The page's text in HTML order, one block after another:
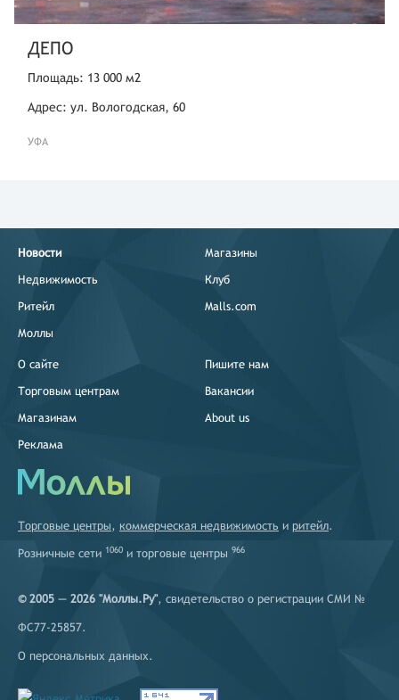
ДЕПО
Площадь: 13 000 м2
Адрес: ул. Вологодская, 60
УФА
Новости
Недвижимость
Ритейл
Моллы
Магазины
Клуб
Malls.com
О сайте
Торговым центрам
Магазинам
Реклама
Пишите нам
Вакансии
About us
Торговые центры, коммерческая недвижимость и ритейл.
Розничные сети 1060 и торговые центры 966
© 2005 — 2026 "Моллы.Ру", свидетельство о регистрации СМИ №
ФС77-25857.
О персональных данных.